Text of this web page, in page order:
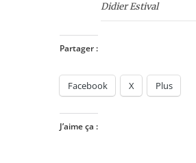
Didier Estival
Partager :
Facebook X Plus
J’aime ça :